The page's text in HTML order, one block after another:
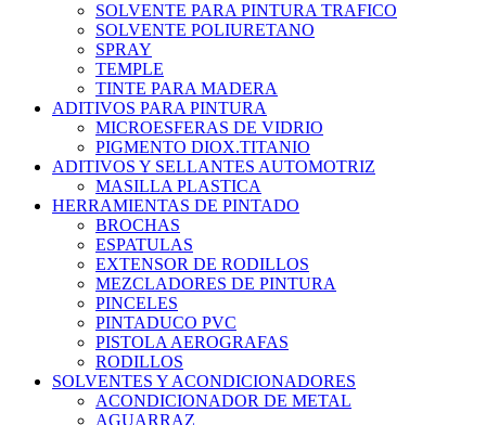
SOLVENTE PARA PINTURA TRAFICO
SOLVENTE POLIURETANO
SPRAY
TEMPLE
TINTE PARA MADERA
ADITIVOS PARA PINTURA
MICROESFERAS DE VIDRIO
PIGMENTO DIOX.TITANIO
ADITIVOS Y SELLANTES AUTOMOTRIZ
MASILLA PLASTICA
HERRAMIENTAS DE PINTADO
BROCHAS
ESPATULAS
EXTENSOR DE RODILLOS
MEZCLADORES DE PINTURA
PINCELES
PINTADUCO PVC
PISTOLA AEROGRAFAS
RODILLOS
SOLVENTES Y ACONDICIONADORES
ACONDICIONADOR DE METAL
AGUARRAZ